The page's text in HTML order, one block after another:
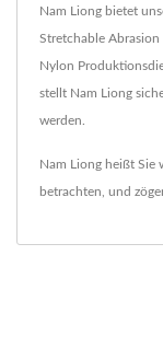
Nam Liong bietet
Stretchable
Nylon
stellt Nam Liong
werden.
Nam Liong heißt Sie
betrachten, und